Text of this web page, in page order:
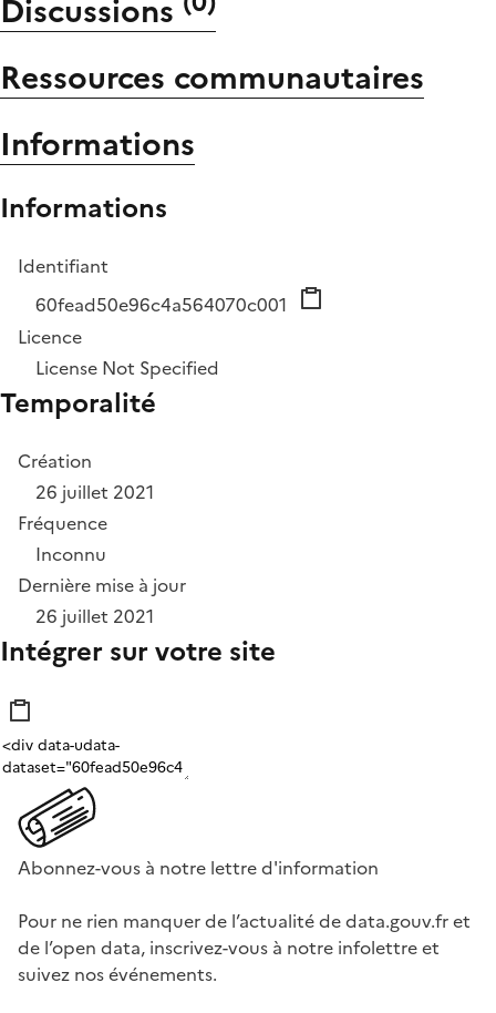
Discussions
Ressources communautaires
Informations
Informations
Identifiant
60fead50e96c4a564070c001
Licence
License Not Specified
Temporalité
Création
26 juillet 2021
Fréquence
Inconnu
Dernière mise à jour
26 juillet 2021
Intégrer sur votre site
Abonnez-vous à notre lettre d'information
Pour ne rien manquer de l’actualité de data.gouv.fr et
de l’open data, inscrivez-vous à notre infolettre et
suivez nos événements.